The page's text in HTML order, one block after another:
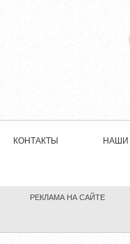
КОНТАКТЫ НАШИ
РЕКЛАМА НА САЙТЕ